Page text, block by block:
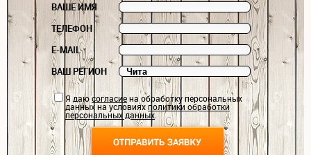
ВАШЕ ИМЯ
ТЕЛЕФОН
E-MAIL
ВАШ РЕГИОН
Я даюсогласиена обработку персональных
данных на условияхполитики обработки
персональных данных.